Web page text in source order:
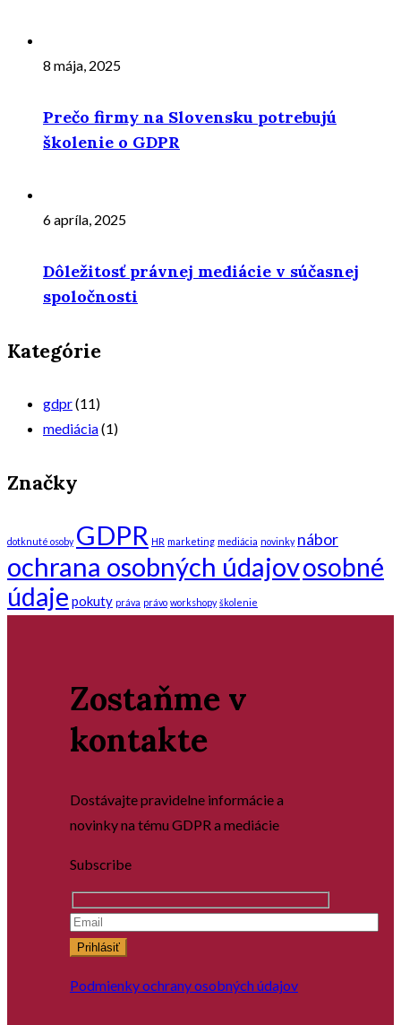
8 mája, 2025
Prečo firmy na Slovensku potrebujú
školenie o GDPR
6 apríla, 2025
Dôležitosť právnej mediácie v súčasnej
spoločnosti
Kategórie
gdpr(11)
mediácia(1)
Značky
dotknuté osoby GDPR HR marketing mediácia novinky nábor
ochrana osobných údajovosobné
údaje pokuty práva právo workshopy školenie
Zostaňme v
kontakte
Dostávajte pravidelne informácie a
novinky na tému GDPR a mediácie
Subscribe
Prihlásiť
Podmienky ochrany osobných údajov